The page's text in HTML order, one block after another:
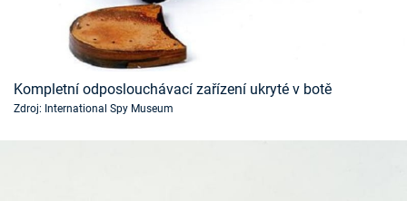
Kompletní odposlouchávací zařízení ukryté v botě
Zdroj: International Spy Museum